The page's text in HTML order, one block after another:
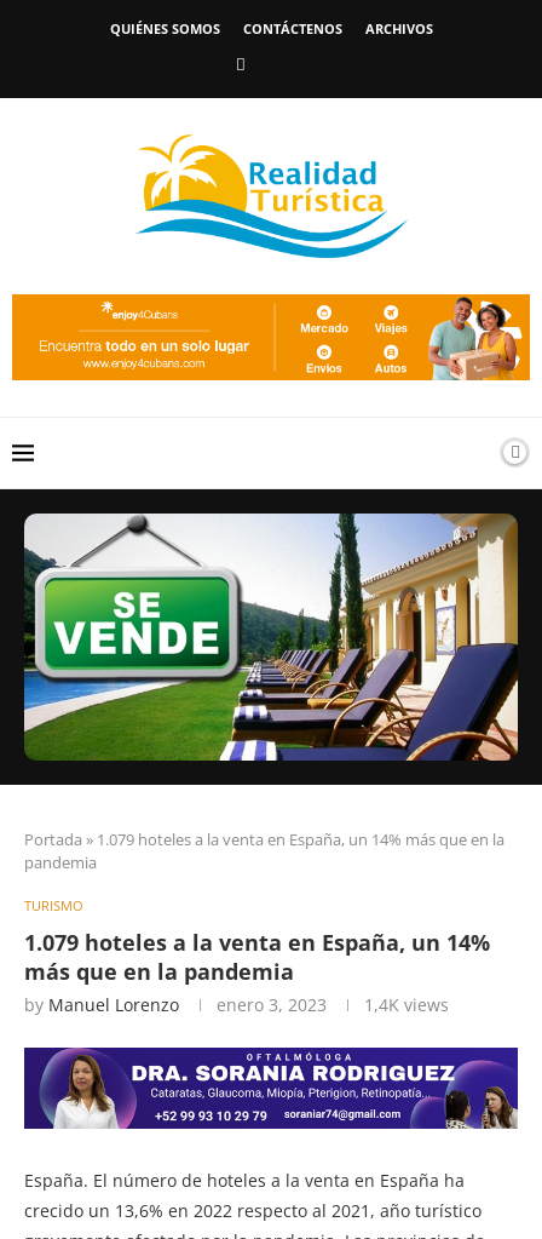
QUIÉNES SOMOS CONTÁCTENOS ARCHIVOS
Portada » 1.079 hoteles a la venta en España, un 14% más que en la
pandemia
TURISMO
1.079 hoteles a la venta en España, un 14%
más que en la pandemia
by Manuel Lorenzo enero 3, 2023 1,4K views
España. El número de hoteles a la venta en España ha
crecido un 13,6% en 2022 respecto al 2021, año turístico